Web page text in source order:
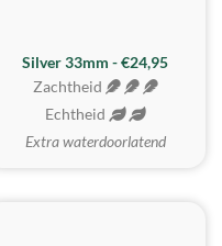
Silver 33mm - €24,95
Zachtheid
Echtheid
Extra waterdoorlatend